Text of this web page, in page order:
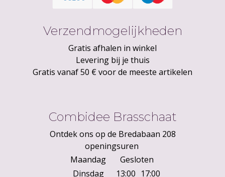
Verzendmogelijkheden
Gratis afhalen in winkel
Levering bij je thuis
Gratis vanaf 50 € voor de meeste artikelen
Combidee Brasschaat
Ontdek ons op de Bredabaan 208
openingsuren
Maandag
Gesloten
Dinsdag
13:00 17:00